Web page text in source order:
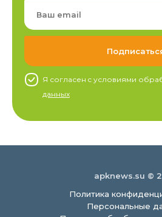
Я согласен c условиями
данных
apknews.su ©
Политика
Персональные